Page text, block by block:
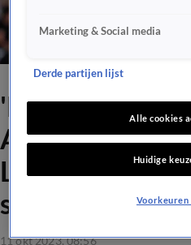
'Bekende
Aston Villa-
Lehmann
seks'
11 okt 2023, 08:56
Marketing & Social media
Derde partijen lijst
Alle cookies
Huidige
Voorkeuren